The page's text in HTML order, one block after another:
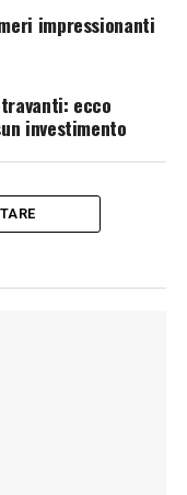
impressionanti
ecco
investimento